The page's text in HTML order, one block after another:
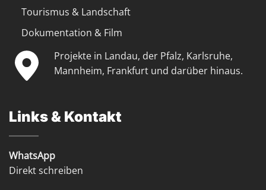
Tourismus & Landschaft
Dokumentation & Film
Projekte in Landau, der Pfalz, Karlsruhe,
Mannheim, Frankfurt und darüber hinaus.
Links & Kontakt
WhatsApp
Direkt schreiben